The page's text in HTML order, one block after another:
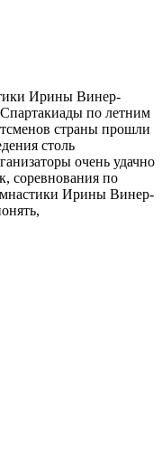
Ирины Винер-
по летним
страны прошли
столь
очень удачно
соревнования по
Ирины Винер-